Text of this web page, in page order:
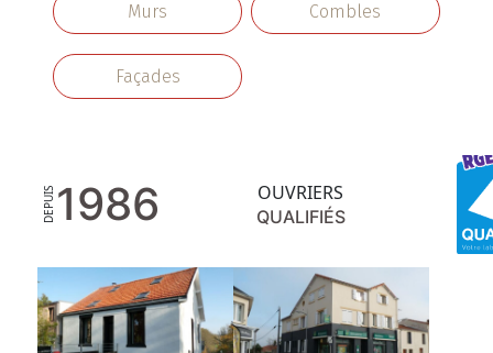
Murs
Façades
Combles
DEPUIS1986 OUVRIERS
QUALIFIÉS